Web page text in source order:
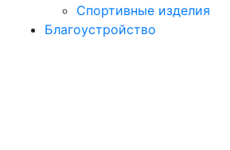
Спортивные изделия
Благоустройство